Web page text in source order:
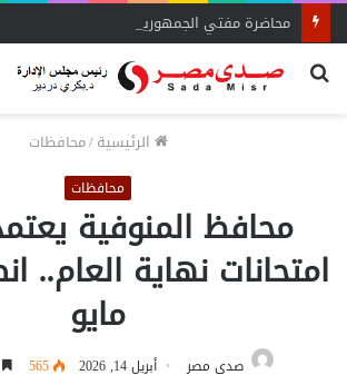
محاضرة مفتي الجمهورية «مسك ختام» فعاليات
بحث
الرئيسية/محافظات
محافظات
محافظ المنوفية
مايو
صدى مصر أبريل 14, 2026 565